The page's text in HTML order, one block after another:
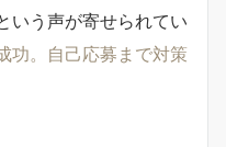
いう声が寄せられてい
功。自己応募まで対策